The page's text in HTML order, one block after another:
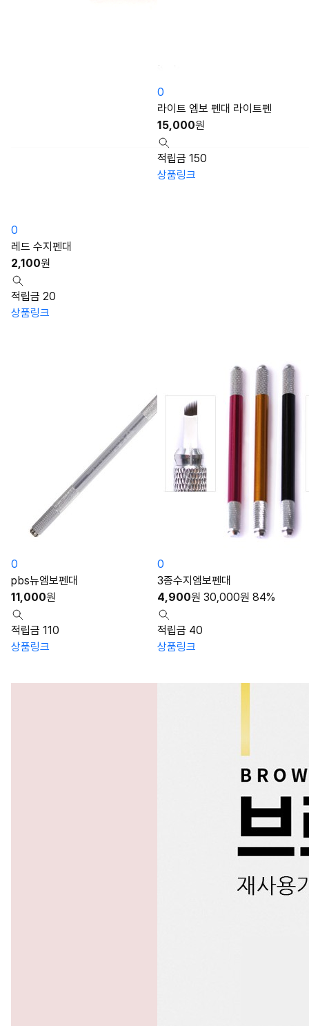
0
레드 수지펜대
2,100원
적립금 20
상품링크
0
라이트 엠보 펜대 라이트펜
15,000원
적립금 150
상품링크
0
pbs뉴엠보펜대
11,000원
적립금 110
상품링크
0
3종수지엠보펜대
4,900원 30,000원 84%
적립금 40
상품링크